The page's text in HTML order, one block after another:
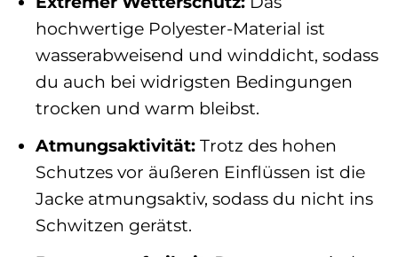
hochwertige Polyester-Material ist
wasserabweisend und winddicht, sodass
du auch bei widrigsten Bedingungen
trocken und warm bleibst.
Atmungsaktivität:Trotz des hohen
Schutzes vor äußeren Einflüssen ist die
Jacke atmungsaktiv, sodass du nicht ins
Schwitzen gerätst.